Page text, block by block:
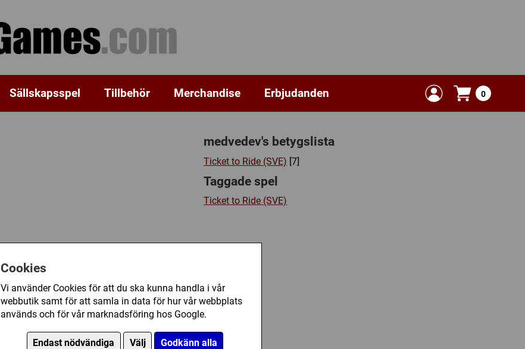
Cookies
Vi använder Cookies för att du ska kunna handla i vår
webbutik samt för att samla in data för hur vår webbplats
används och för vår marknadsföring hos Google.
Endast nödvändiga Välj Godkänn alla
Sällskapsspel Tillbehör Merchandise Erbjudanden 0
medvedev's betygslista
Ticket to Ride (SVE) [7]
Taggade spel
Ticket to Ride (SVE)